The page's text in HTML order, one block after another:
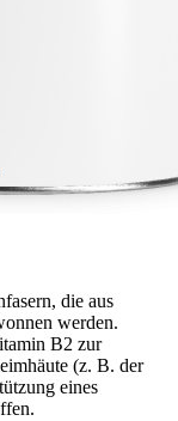
die aus
werden.
B2 zur
(z. B. der
eines